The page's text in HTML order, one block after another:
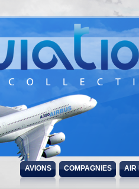
AVIONS COMPAGNIES AIR